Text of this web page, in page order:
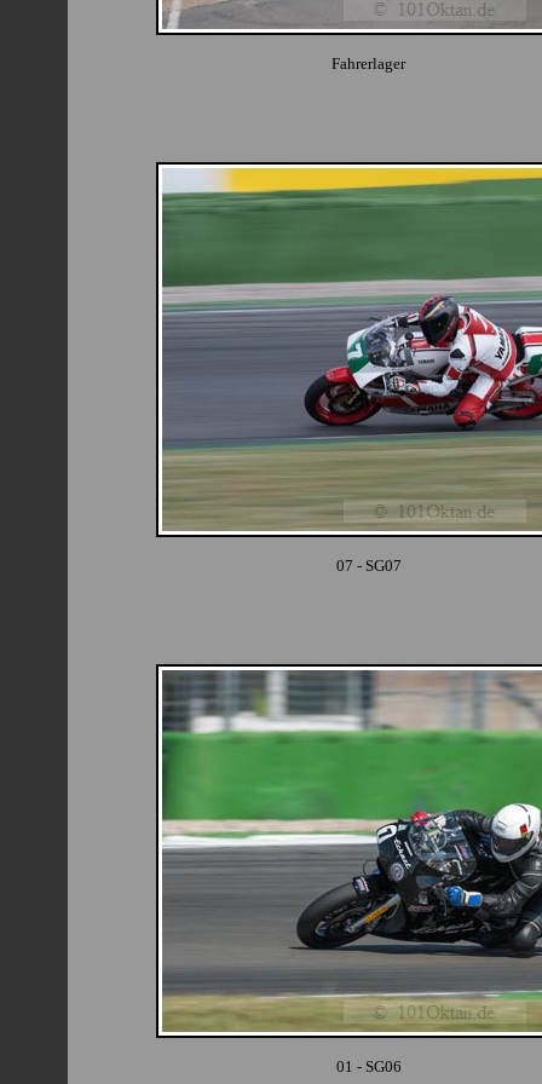
Fahrerlager
07 - SG07
01 - SG06